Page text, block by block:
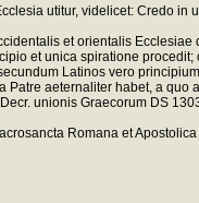
utitur, videlicet: Credo in
et orientalis
et unica spiratione
Latinos vero
aeternaliter habet, a
unionis Graecorum DS
Romana et